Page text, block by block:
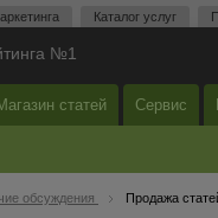
Каталог услуг
№1
статей Сервис
обсуждения Продажа